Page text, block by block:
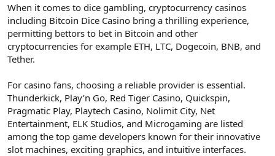
When it comes to dice gambling, cryptocurrency casinos
including Bitcoin Dice Casino bring a thrilling experience,
permitting bettors to bet in Bitcoin and other
cryptocurrencies for example ETH, LTC, Dogecoin, BNB, and
Tether.
For casino fans, choosing a reliable provider is essential.
Thunderkick, Play’n Go, Red Tiger Casino, Quickspin,
Pragmatic Play, Playtech Casino, Nolimit City, Net
Entertainment, ELK Studios, and Microgaming are listed
among the top game developers known for their innovative
slot machines, exciting graphics, and intuitive interfaces.